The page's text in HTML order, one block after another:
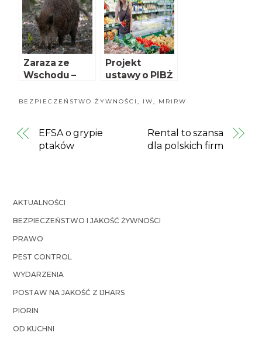
Zaraza ze
Wschodu –
później
Projekt
ustawy o PIBŻ
Radę
BEZPIECZEŃSTWO ŻYWNOŚCI, IW, MRIRW
EFSA o grypie
ptaków
Rental to szansa
dla polskich firm
AKTUALNOŚCI
BEZPIECZEŃSTWO I JAKOŚĆ ŻYWNOŚCI
PRAWO
PEST CONTROL
WYDARZENIA
POSTAW NA JAKOŚĆ Z IJHARS
PIORIN
OD KUCHNI